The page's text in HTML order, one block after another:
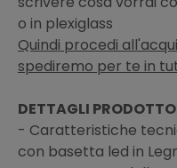
o in plexiglass
Quindi procedi
spediremo per te in
DETTAGLI
- Caratteristiche
con basetta led in